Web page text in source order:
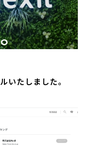
いたしました。